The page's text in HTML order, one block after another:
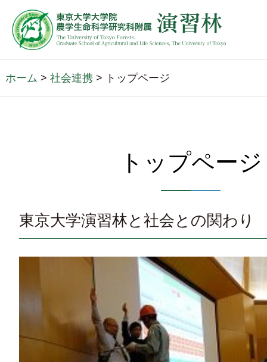
ホーム > 社会連携> トップページ
トップページ
東京大学演習林と社会との関わり